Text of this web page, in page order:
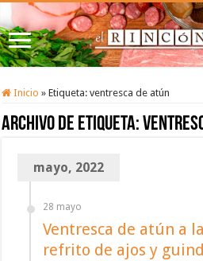
Inicio » Etiqueta:ventresca de atún
Archivo de etiqueta:
mayo, 2022
28 mayo
Ventresca de atún a
refrito de ajos y